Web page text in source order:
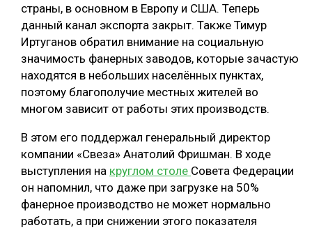
БЕЗОПАСНОЕ ПРОИЗВОДСТВО
СОРТИРОВКА ДРЕВЕСИНЫ
СУШКА ДРЕВЕСИНЫ
МЕБЕЛЬНОЕ ПРОИЗВОДСТВО
страны, в основном в Европу и США. Теперь
данный канал экспорта закрыт. Также Тимур
Иртуганов обратил внимание на социальную
значимость фанерных заводов, которые зачастую
находятся в небольших населённых пунктах,
поэтому благополучие местных жителей во
многом зависит от работы этих производств.
В этом его поддержал генеральный директор
компании «Свеза» Анатолий Фришман. В ходе
выступления на круглом столе Совета Федерации
он напомнил, что даже при загрузке на 50%
фанерное производство не может нормально
работать, а при снижении этого показателя